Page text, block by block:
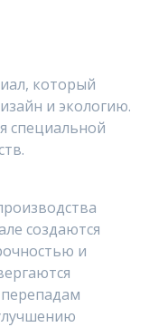
который
и экологию.
специальной
создаются
и